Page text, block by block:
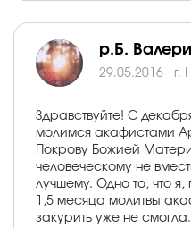
р.Б.
29.05.2016 г.
Здравствуйте! С
молимся акафистами
Покрову Божией
человеческому не
лучшему. Одно то, что
1,5 месяца молитвы
закурить уже не